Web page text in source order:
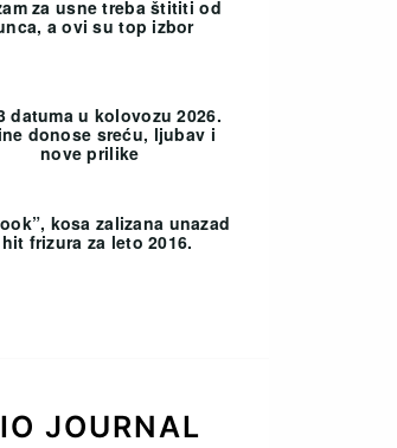
za usne treba štititi od
a ovi su top izbor
datuma u kolovozu 2026.
donose sreću, ljubav i
nove prilike
kosa zalizana unazad
frizura za leto 2016.
JOURNAL